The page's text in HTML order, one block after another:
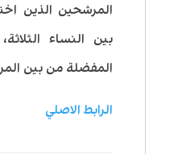
المرشحين الذين
بين النساء
المفضلة من بين
الرابط الاصلي